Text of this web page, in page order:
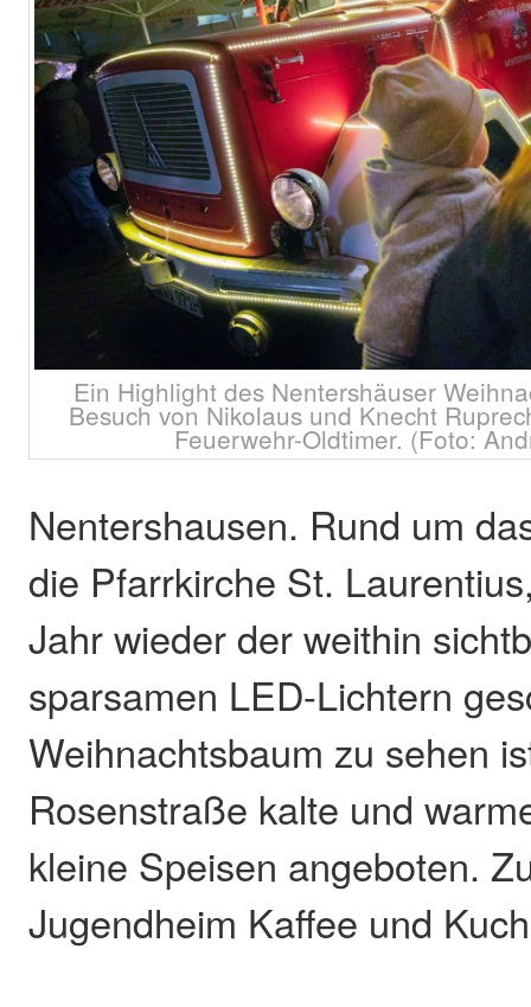
Ein Highlight des Nentershäuser
Besuch von Nikolaus und Knecht
Feuerwehr-Oldtimer. (Foto:
Nentershausen. Rund um
die Pfarrkirche St.
Jahr wieder der weithin
sparsamen LED-Lichtern
Weihnachtsbaum zu sehen
Rosenstraße kalte und
kleine Speisen angeboten.
Jugendheim Kaffee und